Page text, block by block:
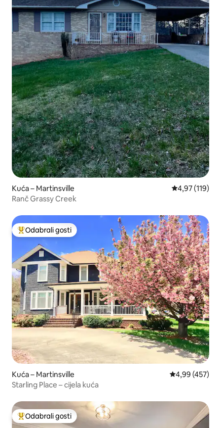
Kuća – Martinsville Prosječna
4,97 (119)
Ranč Grassy Creek
Među najviše rangiranima s oznakom „Odabrali gosti”
Odabrali gosti
Kuća – Martinsville Prosječna
4,99 (457)
Starling Place – cijela kuća
Među najviše rangiranima s oznakom „Odabrali gosti”
Odabrali gosti